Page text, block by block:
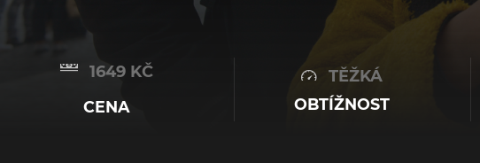
1649 KČ
CENA
TĚŽKÁ
OBTÍŽNOST